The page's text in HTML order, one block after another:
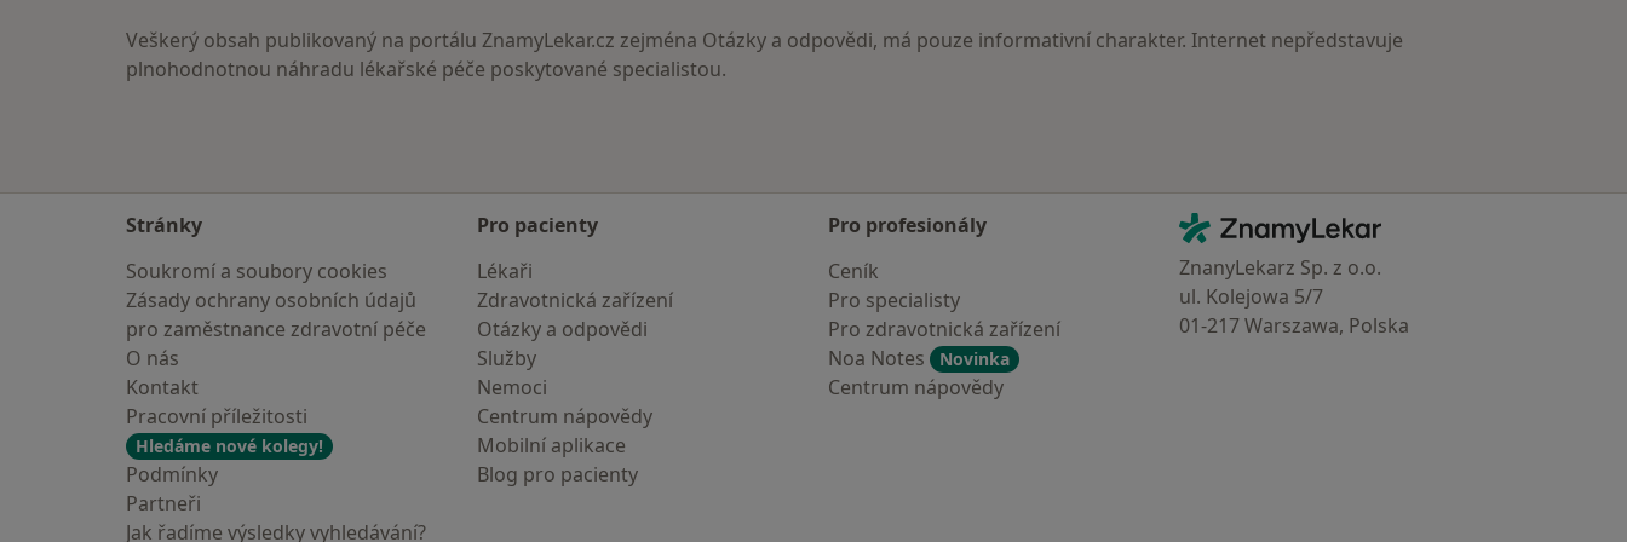
Veškerý obsah publikovaný na portálu ZnamyLekar.cz zejména Otázky a odpovědi, má pouze informativní charakter. Internet nepředstavuje
plnohodnotnou náhradu lékařské péče poskytované specialistou.
Stránky
Soukromí a soubory cookies
Zásady ochrany osobních údajů
pro zaměstnance zdravotní péče
O nás
Kontakt
Pracovní příležitosti
Hledáme nové kolegy!
Podmínky
Partneři
Jak řadíme výsledky vyhledávání?
Pro pacienty
Lékaři
Zdravotnická zařízení
Otázky a odpovědi
Služby
Nemoci
Centrum nápovědy
Mobilní aplikace
Blog pro pacienty
Pro profesionály
Ceník
Pro specialisty
Pro zdravotnická zařízení
Noa Notes
Novinka
Centrum nápovědy
Kontakt
ZnamyLekar - Hlavní stránka
ZnanyLekarz Sp. z o.o.
ul. Kolejowa 5/7
01-217 Warszawa, Polska